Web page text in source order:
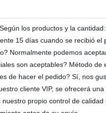
los productos y la
15 días cuando se recibió el
Normalmente podemos
son aceptables? Método de
de hacer el pedido? Sí, nos
cliente VIP, se ofrecerá una
propio control de